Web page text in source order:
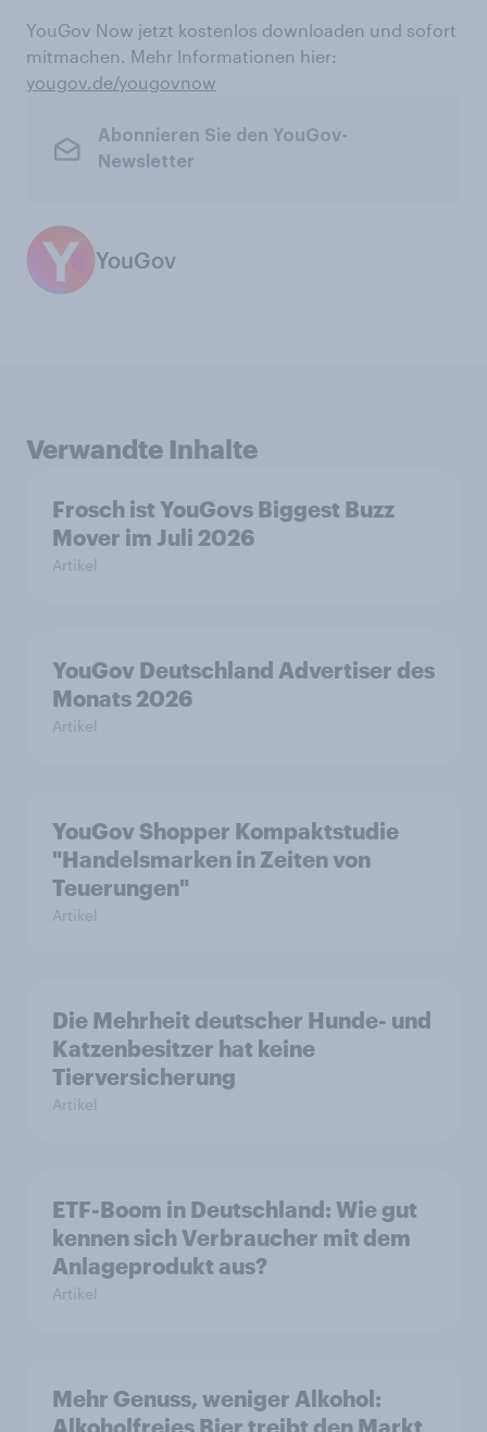
YouGov Now jetzt kostenlos downloaden und sofort
mitmachen. Mehr Informationen hier:
yougov.de/yougovnow
Abonnieren Sie den YouGov-
Newsletter
YouGov
Verwandte Inhalte
Frosch ist YouGovs Biggest Buzz
Mover im Juli 2026
Artikel
YouGov Deutschland Advertiser des
Monats 2026
Artikel
YouGov Shopper Kompaktstudie
"Handelsmarken in Zeiten von
Teuerungen"
Artikel
Die Mehrheit deutscher Hunde- und
Katzenbesitzer hat keine
Tierversicherung
Artikel
ETF-Boom in Deutschland: Wie gut
kennen sich Verbraucher mit dem
Anlageprodukt aus?
Artikel
Mehr Genuss, weniger Alkohol:
Alkoholfreies Bier treibt den Markt